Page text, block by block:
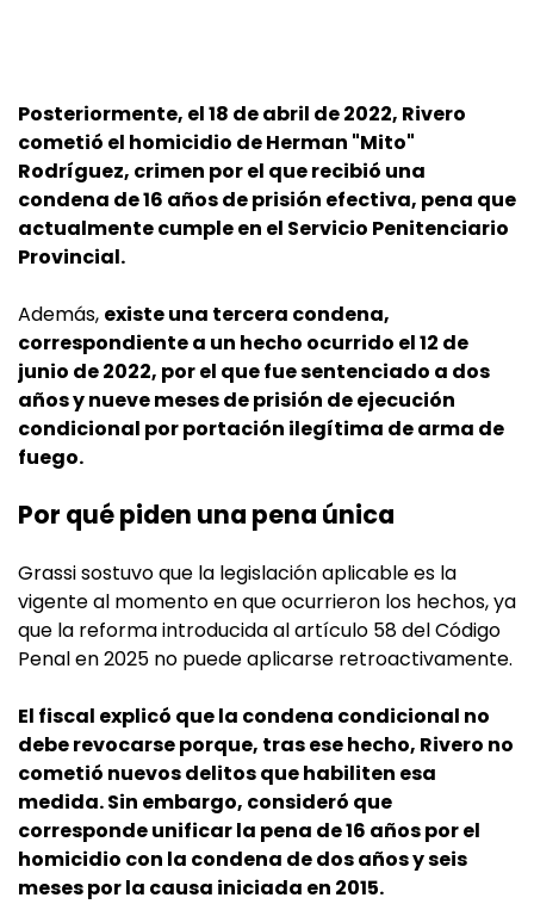
Posteriormente, el 18 de abril de 2022, Rivero
cometió el homicidio de Herman "Mito"
Rodríguez, crimen por el que recibió una
condena de 16 años de prisión efectiva, pena que
actualmente cumple en el Servicio Penitenciario
Provincial.
Además, existe una tercera condena,
correspondiente a un hecho ocurrido el 12 de
junio de 2022, por el que fue sentenciado a dos
años y nueve meses de prisión de ejecución
condicional por portación ilegítima de arma de
fuego.
Por qué piden una pena única
Grassi sostuvo que la legislación aplicable es la
vigente al momento en que ocurrieron los hechos, ya
que la reforma introducida al artículo 58 del Código
Penal en 2025 no puede aplicarse retroactivamente.
El fiscal explicó que la condena condicional no
debe revocarse porque, tras ese hecho, Rivero no
cometió nuevos delitos que habiliten esa
medida. Sin embargo, consideró que
corresponde unificar la pena de 16 años por el
homicidio con la condena de dos años y seis
meses por la causa iniciada en 2015.